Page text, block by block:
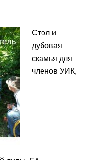
Стол и
дубовая
скамья для
членов УИК,